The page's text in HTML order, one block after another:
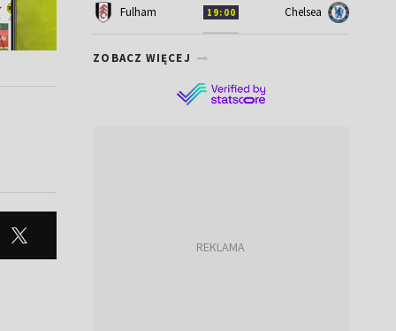
Fulham 19:00 Chelsea
ZOBACZ WIĘCEJ